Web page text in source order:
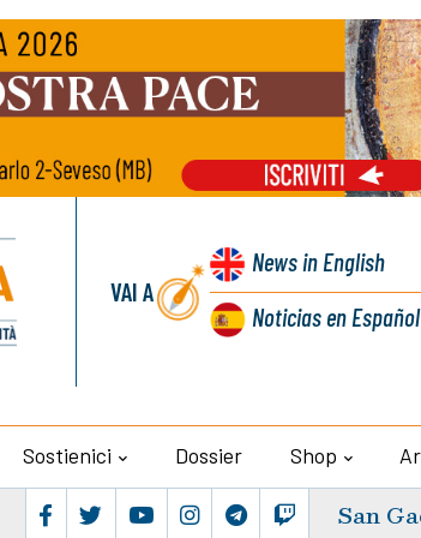
VAI A
Newsin English
Noticiasen Español
Sostienici Dossier Shop
San